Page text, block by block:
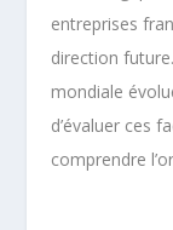
entreprises
direction
mondiale
d’évaluer ces
comprendre